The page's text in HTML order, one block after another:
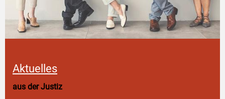
Aktuelles
aus der Justiz